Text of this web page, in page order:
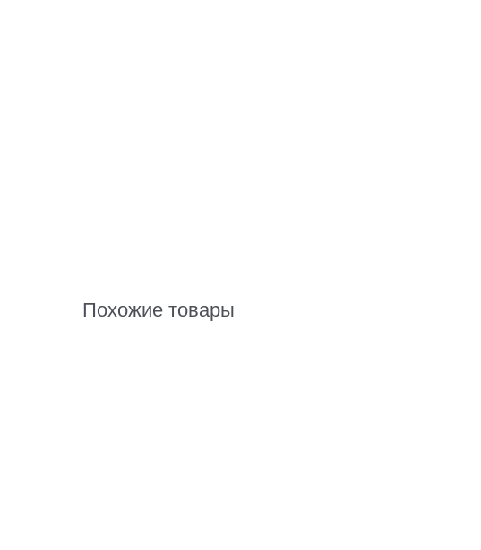
Похожие товары